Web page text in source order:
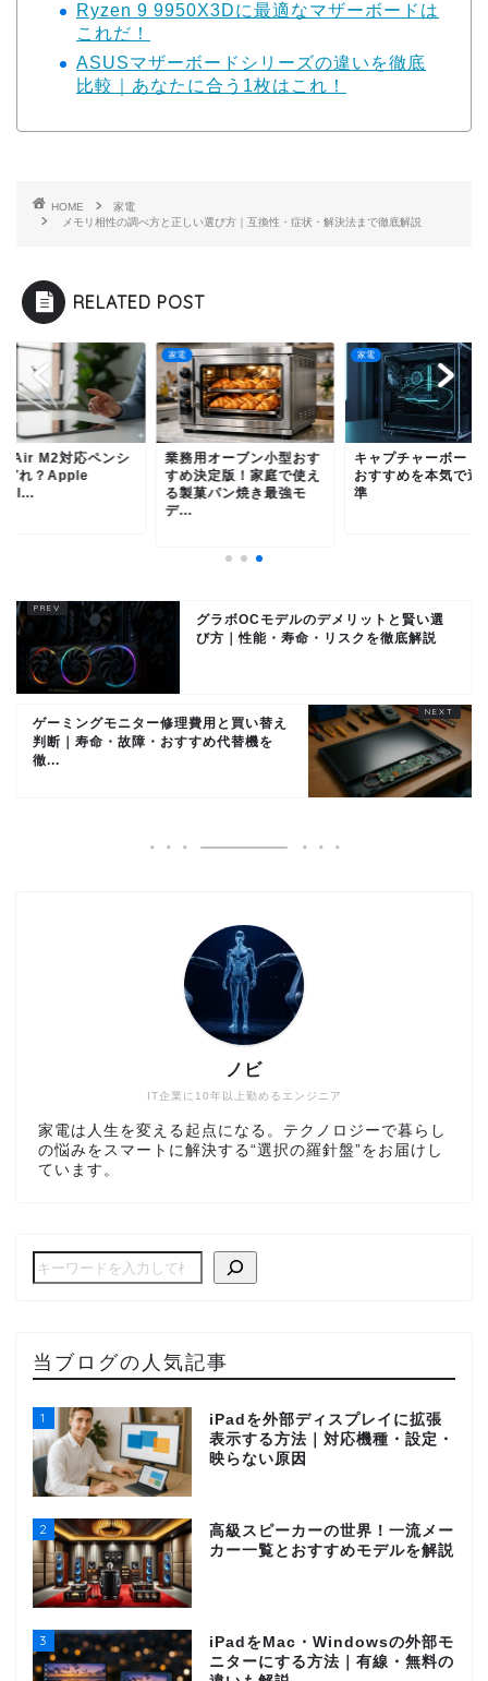
Ryzen 9 9950X3Dに最適なマザーボードは
これだ！
ASUSマザーボードシリーズの違いを徹底
比較｜あなたに合う1枚はこれ！
HOME
家電
メモリ相性の調べ方と正しい選び方｜互換性・症状・解決法まで徹底解説
RELATED POST
Air M2対応ペンシ
どれ？Apple
家電
業務用オーブン小型おす
すめ決定版！家庭で使え
る製菓パン焼き最強モ
デ...
家電
キャプチャーボード
おすすめを本気で選
準
グラボOCモデルのデメリットと賢い選
び方｜性能・寿命・リスクを徹底解説
ゲーミングモニター修理費用と買い替え
判断｜寿命・故障・おすすめ代替機を
徹...
IT企業に10年以上勤めるエンジニア
ノビ
家電は人生を変える起点になる。テクノロジーで暮らし
の悩みをスマートに解決する“選択の羅針盤”をお届けし
ています。
当ブログの人気記事
1
iPadを外部ディスプレイに拡張
表示する方法｜対応機種・設定・
映らない原因
2
高級スピーカーの世界！一流メー
カー一覧とおすすめモデルを解説
3
iPadをMac・Windowsの外部モ
ニターにする方法｜有線・無料の